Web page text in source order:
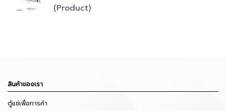
(Product)
สินค้าของเรา
ตู้แช่เพื่อการค้า